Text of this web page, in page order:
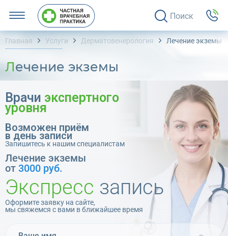
Поиск
Главная Услуги Дерматовенерология Лечение экземы
Лечение экземы
Врачи экспертного
уровня
Возможен приём
в день записи
Запишитесь к нашим специалистам
Лечение экземы
от 3000 руб.
Экспресс запись
Оформите заявку на сайте,
мы свяжемся с вами в ближайшее время